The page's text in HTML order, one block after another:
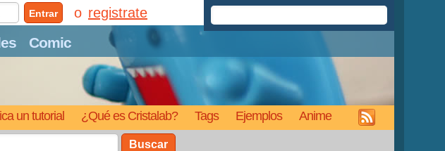
Comic
un tutorial ¿Qué es Cristalab? Tags Ejemplos Anime
Entrar registrate
Buscar